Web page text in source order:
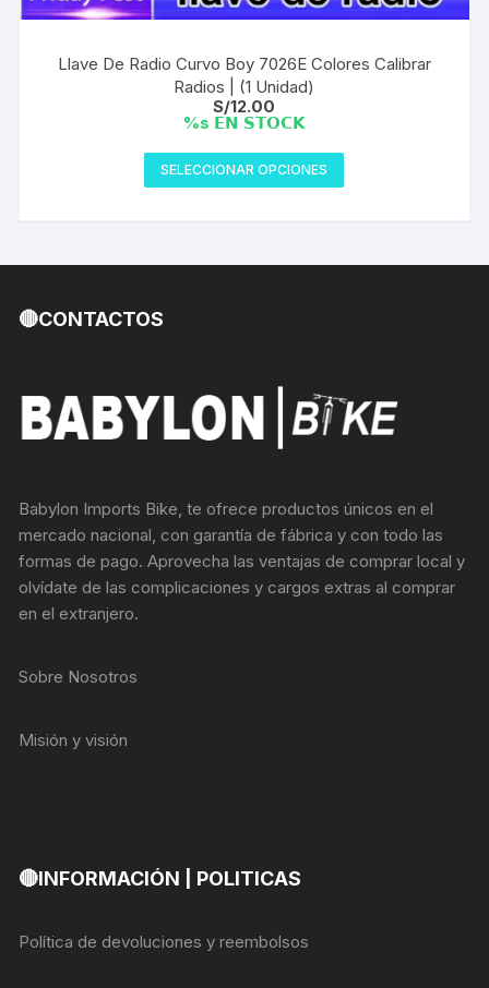
Llave De Radio Curvo Boy 7026E Colores Calibrar
Radios | (1 Unidad)
S/12.00
%s 𝗘𝗡 𝗦𝗧𝗢𝗖𝗞
SELECCIONAR OPCIONES
producto
variantes.
elegir
en
de
producto
🔴CONTACTOS
Babylon Imports Bike, te ofrece productos únicos en el
mercado nacional, con garantía de fábrica y con todo las
formas de pago. Aprovecha las ventajas de comprar local y
olvídate de las complicaciones y cargos extras al comprar
en el extranjero.
Sobre Nosotros
Misión y visión
🔴INFORMACIÓN | POLITICAS
Política de devoluciones y reembolsos